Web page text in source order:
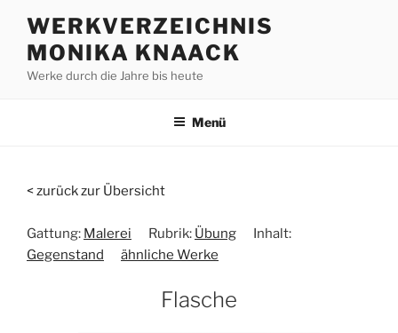
Inhalt
springen
WERKVERZEICHNIS
MONIKA KNAACK
Werke durch die Jahre bis heute
Menü
< zurück zur Übersicht
Gattung: Malerei Rubrik: Übung
Inhalt:
Gegenstand
ähnliche Werke
Flasche